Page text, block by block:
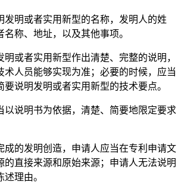
发明或者实用新型的名称，发明人的姓
称、地址，以及其他事项。
明或者实用新型作出清楚、完整的说明，
术人员能够实现为准；必要的时候，应当
说明发明或者实用新型的技术要点。
以说明书为依据，清楚、简要地限定要求
成的发明创造，申请人应当在专利申请文
的直接来源和原始来源；申请人无法说明
理由。